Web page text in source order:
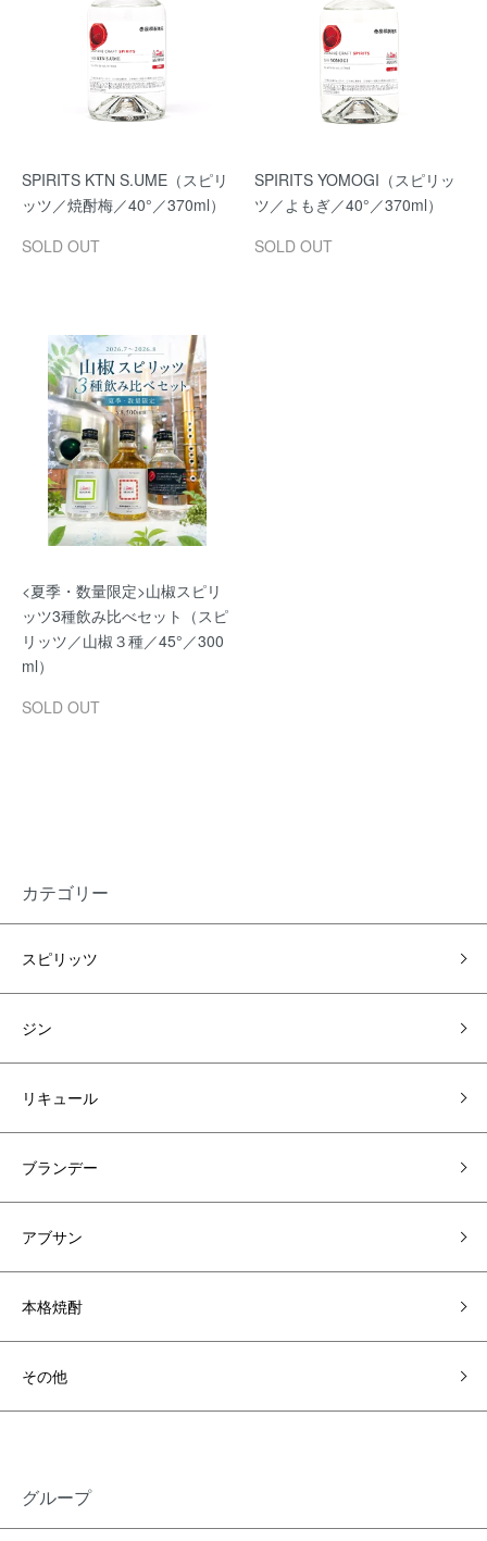
SPIRITS KTN S.UME（スピリ
ッツ／焼酎梅／40°／370ml）
SOLD OUT
SPIRITS YOMOGI（スピリッ
ツ／よもぎ／40°／370ml）
SOLD OUT
<夏季・数量限定>山椒スピリ
ッツ3種飲み比べセット（スピ
リッツ／山椒３種／45°／300
ml）
SOLD OUT
カテゴリー
スピリッツ
ジン
リキュール
ブランデー
アブサン
本格焼酎
その他
グループ